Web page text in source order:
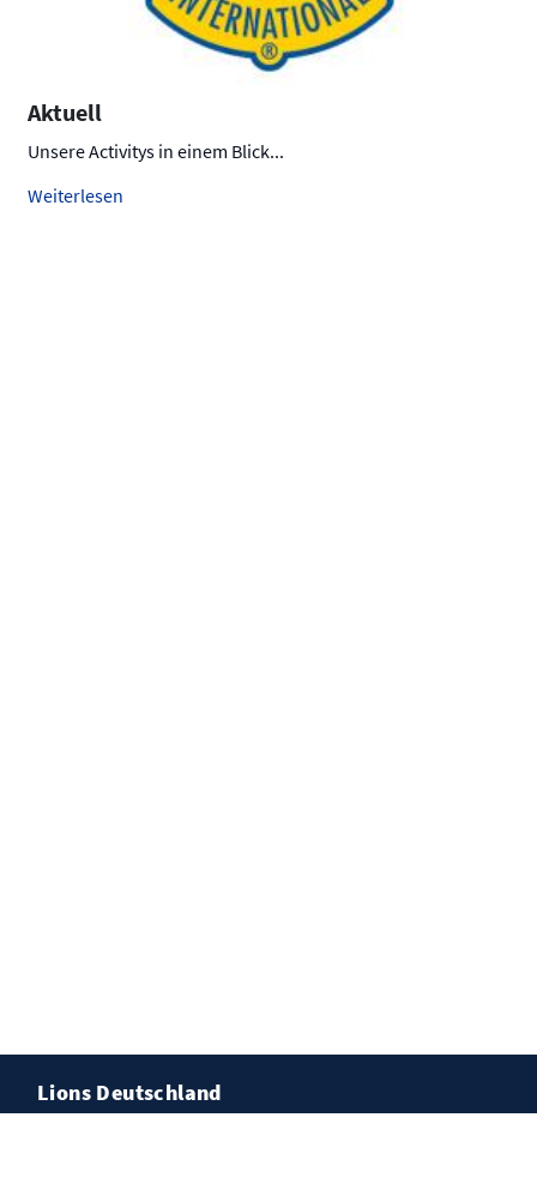
Aktuell
Unsere Activitys in einem Blick...
Weiterlesen
Lions Deutschland